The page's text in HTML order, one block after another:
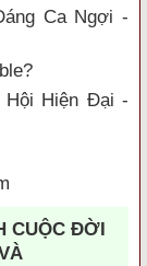
Ca Ngợi -
Hội Hiện Đại -
CUỘC ÐỜI